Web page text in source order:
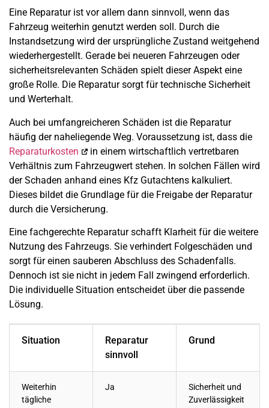
Eine Reparatur ist vor allem dann sinnvoll, wenn das
Fahrzeug weiterhin genutzt werden soll. Durch die
Instandsetzung wird der ursprüngliche Zustand weitgehend
wiederhergestellt. Gerade bei neueren Fahrzeugen oder
sicherheitsrelevanten Schäden spielt dieser Aspekt eine
große Rolle. Die Reparatur sorgt für technische Sicherheit
und Werterhalt.
Auch bei umfangreicheren Schäden ist die Reparatur
häufig der naheliegende Weg. Voraussetzung ist, dass die
Reparaturkosten
in einem wirtschaftlich vertretbaren
Verhältnis zum Fahrzeugwert stehen. In solchen Fällen wird
der Schaden anhand eines Kfz Gutachtens kalkuliert.
Dieses bildet die Grundlage für die Freigabe der Reparatur
durch die Versicherung.
Eine fachgerechte Reparatur schafft Klarheit für die weitere
Nutzung des Fahrzeugs. Sie verhindert Folgeschäden und
sorgt für einen sauberen Abschluss des Schadenfalls.
Dennoch ist sie nicht in jedem Fall zwingend erforderlich.
Die individuelle Situation entscheidet über die passende
Lösung.
Situation
Reparatur
sinnvoll
Grund
Weiterhin
tägliche
Ja
Sicherheit und
Zuverlässigkeit